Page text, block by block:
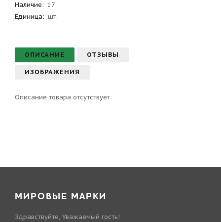
Наличие: 17
Единица: шт.
ОПИСАНИЕ ОТЗЫВЫ
ИЗОБРАЖЕНИЯ
Описание товара отсутствует
МИРОВЫЕ МАРКИ
Здравствуйте, Уважаемый гость!